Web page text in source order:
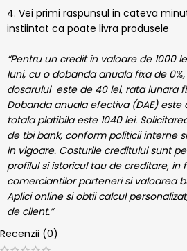
4. Vei primi raspunsul in cateva
instiintat ca poate livra produsele
“Pentru un credit in valoare de 1000
luni, cu o dobanda anuala fixa de
dosarului este de 40 lei, rata lunara
Dobanda anuala efectiva (DAE) este
totala platibila este 1040 lei.
de tbi bank, conform politicii interne
in vigoare. Costurile creditului sunt
profilul si istoricul tau de creditare, in
comerciantilor parteneri si valoarea
Aplici online si obtii calcul
de client.”
Recenzii (0)